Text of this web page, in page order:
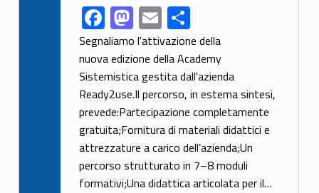
Link identifier share facebook archive #share-link-archive-13829F
ac
e
b
o
o
k
M
as
to
d
o
n
E
m
ai
l
S
h
ar
e
Segnaliamo l'attivazione della
nuova edizione della Academy
Sistemistica gestita dall'azienda
Ready2use.Il percorso, in estema sintesi,
prevede:Partecipazione completamente
gratuita;Fornitura di materiali didattici e
attrezzature a carico dell’azienda;Un
percorso strutturato in 7–8 moduli
formativi;Una didattica articolata per il…